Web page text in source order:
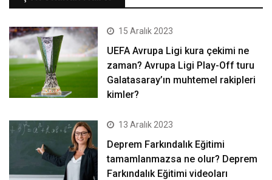
15 Aralık 2023
UEFA Avrupa Ligi kura çekimi ne
zaman? Avrupa Ligi Play-Off turu
Galatasaray’ın muhtemel rakipleri
kimler?
13 Aralık 2023
Deprem Farkındalık Eğitimi
tamamlanmazsa ne olur? Deprem
Farkındalık Eğitimi videoları